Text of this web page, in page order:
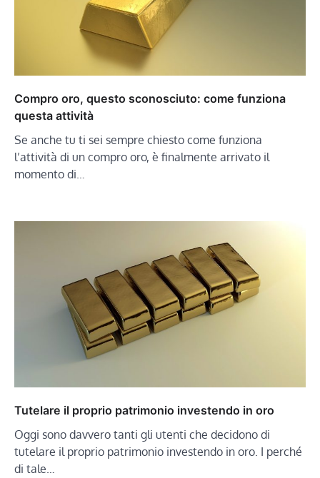
Compro oro, questo sconosciuto: come funziona
questa attività
Se anche tu ti sei sempre chiesto come funziona
l’attività di un compro oro, è finalmente arrivato il
momento di…
Tutelare il proprio patrimonio investendo in oro
Oggi sono davvero tanti gli utenti che decidono di
tutelare il proprio patrimonio investendo in oro. I perché
di tale…